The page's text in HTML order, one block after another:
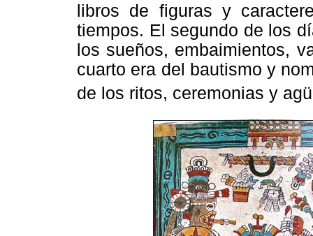
libros de figuras y
tiempos. El segundo de los
los sueños, embaimientos,
cuarto era del bautismo y
de los ritos, ceremonias y